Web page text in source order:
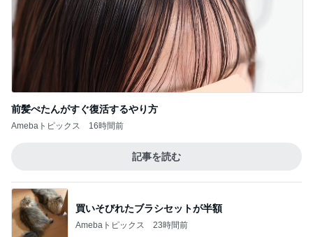
前髪ぺたんがすぐ復活するやり方
Amebaトピックス 16時間前
記事を読む
買いそびれたブラシセットが半額
Amebaトピックス 23時間前